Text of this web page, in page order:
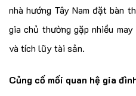
nhà hướng Tây Nam đặt bàn
gia chủ thường gặp nhiều
và tích lũy tài sản.
Củng cố mối quan hệ gia